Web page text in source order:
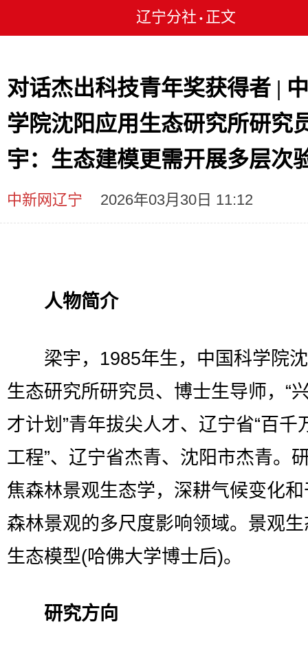
辽宁分社 • 正文
对话杰出科技青年奖获得者 |
学院沈阳应用生态研究所研究
宇：生态建模更需开展多层次
中新网辽宁 2026年03月30日 11:12
人物简介
梁宇，1985年生，中国科学院
生态研究所研究员、博士生导师，“
才计划”青年拔尖人才、辽宁省“百千
工程”、辽宁省杰青、沈阳市杰青。
焦森林景观生态学，深耕气候变化
森林景观的多尺度影响领域。景观
生态模型(哈佛大学博士后)。
研究方向